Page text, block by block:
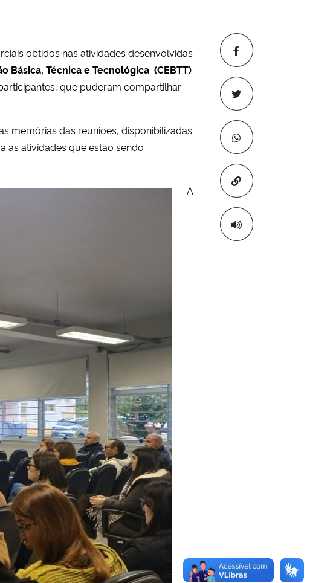
Copiar para
obtidos nas atividades desenvolvidas
Básica, Técnica e Tecnológica (CEBTT)
que puderam compartilhar
memórias das reuniões, disponibilizadas
às atividades que estão sendo
A